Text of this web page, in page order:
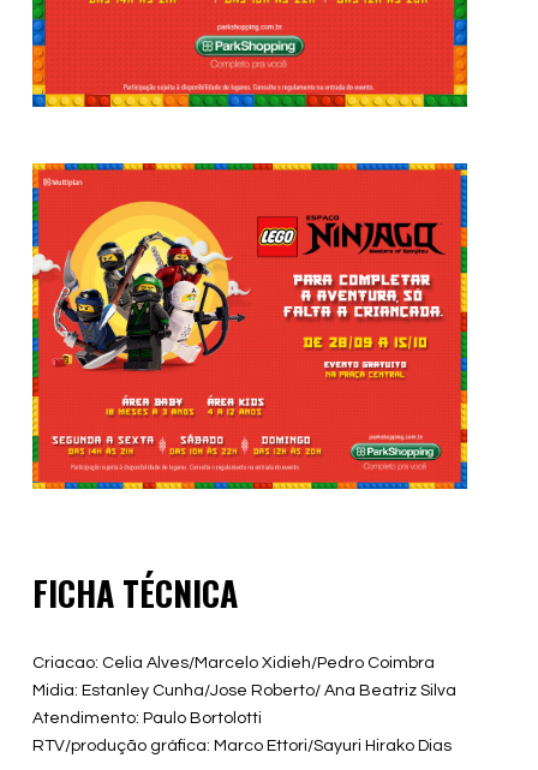
FICHA TÉCNICA
Criacao: Celia Alves/Marcelo Xidieh/Pedro Coimbra
Midia: Estanley Cunha/Jose Roberto/ Ana Beatriz Silva
Atendimento: Paulo Bortolotti
RTV/produção gráfica: Marco Ettori/Sayuri Hirako Dias